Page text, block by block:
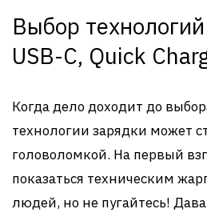
Выбор
USB-C, Quick
Когда дело доходит до
технологии зарядки может
головоломкой. На первый
показаться техническим
людей, но не пугайтесь!